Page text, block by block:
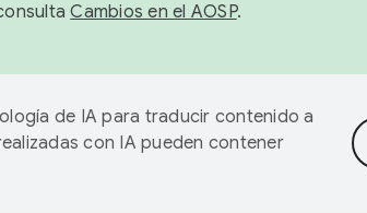
Cambios en el AOSP.
de IA para traducir contenido a
con IA pueden contener